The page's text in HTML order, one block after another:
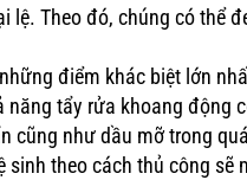
lệ. Theo đó, chúng có thể
điểm khác biệt lớn
tẩy rửa khoang động
cũng như dầu mỡ trong
sinh theo cách thủ công